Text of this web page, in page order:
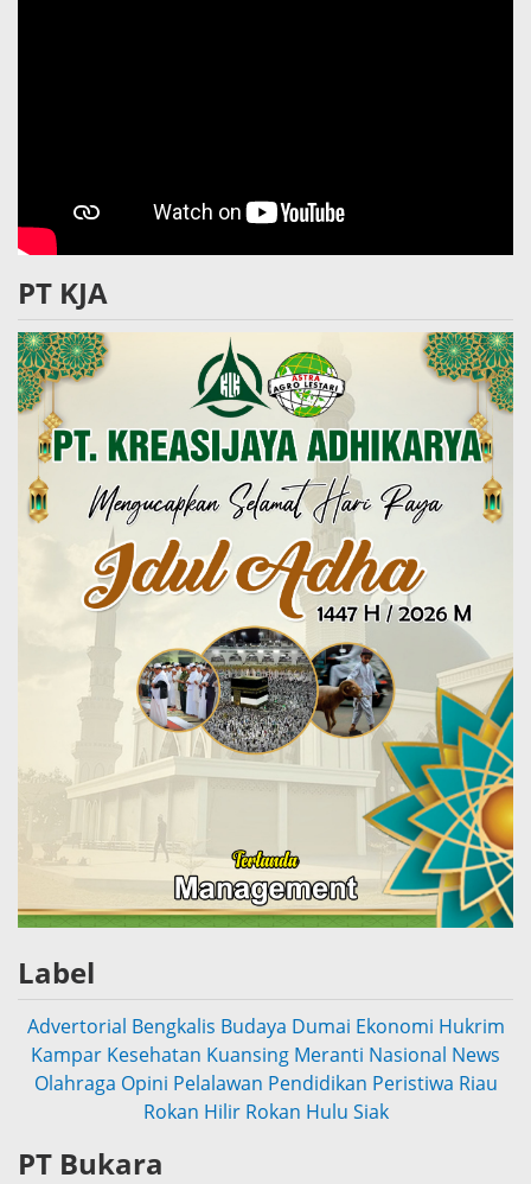
PT KJA
Label
Advertorial Bengkalis Budaya Dumai Ekonomi Hukrim
Kampar Kesehatan Kuansing Meranti Nasional News
Olahraga Opini Pelalawan Pendidikan Peristiwa Riau
Rokan Hilir Rokan Hulu Siak
PT Bukara